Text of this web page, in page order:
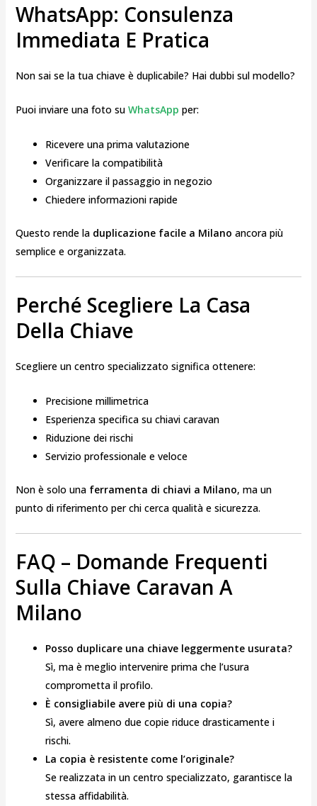
WhatsApp: Consulenza
Immediata E Pratica
Non sai se la tua chiave è duplicabile? Hai dubbi sul modello?
Puoi inviare una foto su WhatsApp per:
Ricevere una prima valutazione
Verificare la compatibilità
Organizzare il passaggio in negozio
Chiedere informazioni rapide
Questo rende la duplicazione facile a Milano ancora più
semplice e organizzata.
Perché Scegliere La Casa
Della Chiave
Scegliere un centro specializzato significa ottenere:
Precisione millimetrica
Esperienza specifica su chiavi caravan
Riduzione dei rischi
Servizio professionale e veloce
Non è solo una ferramenta di chiavi a Milano, ma un
punto di riferimento per chi cerca qualità e sicurezza.
FAQ – Domande Frequenti
Sulla Chiave Caravan A
Milano
Posso duplicare una chiave leggermente usurata?
Sì, ma è meglio intervenire prima che l’usura
comprometta il profilo.
È consigliabile avere più di una copia?
Sì, avere almeno due copie riduce drasticamente i
rischi.
La copia è resistente come l’originale?
Se realizzata in un centro specializzato, garantisce la
stessa affidabilità.